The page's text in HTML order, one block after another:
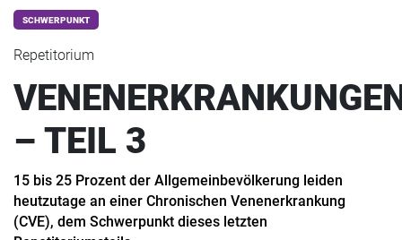
SCHWERPUNKT
Repetitorium
– TEIL 3
15 bis 25 Prozent der Allgemeinbevölkerung leiden
heutzutage an einer Chronischen Venenerkrankung
(CVE), dem Schwerpunkt dieses letzten